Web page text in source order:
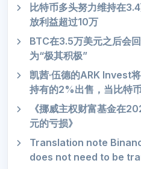
比特币多头努力维持在
放利益超过10万
BTC在3.5万美元之后会
为“极其积极”
凯茜·伍德的ARK Invest
持有的2%出售，当比特
《挪威主权财富基金在
元的亏损》
Translation note
does not need to be